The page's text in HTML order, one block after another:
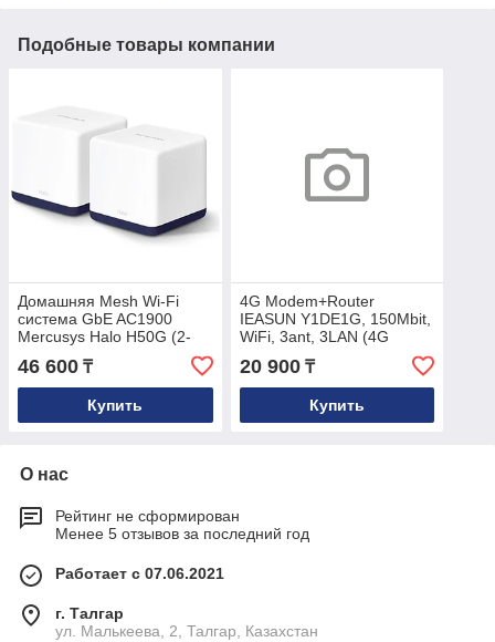
Подобные товары компании
Домашняя Mesh Wi-Fi
система GbE AC1900
Mercusys Halo H50G (2-
5GHz,600Mbit
2.4GHz,3GbE
46 600 ₸
Купить
4G Modem+Router
IEASUN Y1DE1G, 150Mbit,
WiFi, 3ant, 3LAN (4G
20 900₸
Купить
О нас
Рейтинг не сформирован
Менее 5 отзывов за последний год
Работает с 07.06.2021
г. Талгар
ул. Малькеева, 2, Талгар, Казахстан